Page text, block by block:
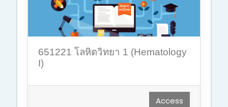
651221 โลหิตวิทยา 1 (Hematology
I)
Access